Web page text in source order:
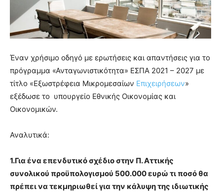
Έναν χρήσιμο οδηγό με ερωτήσεις και απαντήσεις για το
πρόγραμμα «Ανταγωνιστικότητα» ΕΣΠΑ 2021 – 2027 με
τίτλο «Εξωστρέφεια Μικρομεσαίων Επιχειρήσεων»
εξέδωσε το υπουργείο Εθνικής Οικονομίας και
Οικονομικών.
Αναλυτικά:
1.Για ένα επενδυτικό σχέδιο στην Π. Αττικής
συνολικού προϋπολογισμού 500.000 ευρώ τι ποσό θα
πρέπει να τεκμηριωθεί για την κάλυψη της ιδιωτικής